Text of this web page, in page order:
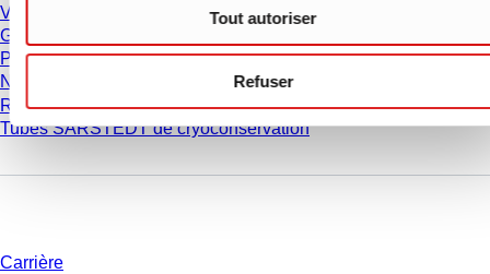
Tout autoriser
Refuser
Vidéos
Gestion de la Qualité
Propriétés des matériaux
Niveaux de pureté
Résistance chimique
Tubes SARSTEDT de cryoconservation
Carrière